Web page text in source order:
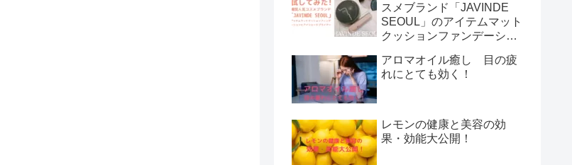
スメブランド「JAVINDE
SEOUL」のアイテムマット
クッションファンデーショ
ー
アロマオイル癒し 目の疲
れにとても効く！
レモンの健康と美容の効
果・効能大公開！